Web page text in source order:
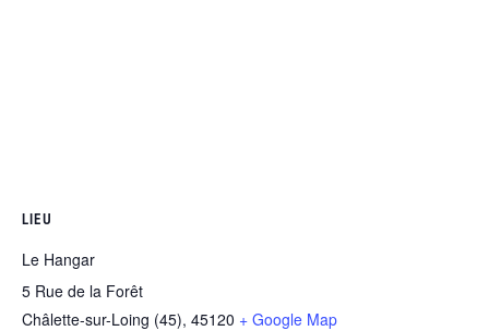
LIEU
Le Hangar
5 Rue de la Forêt
Châlette-sur-Loing (45), 45120 + Google Map